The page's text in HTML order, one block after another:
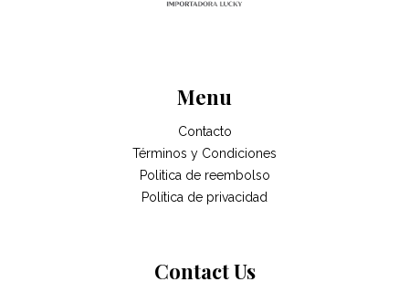
Menu
Contacto
Términos y Condiciones
Politica de reembolso
Política de privacidad
Contact Us